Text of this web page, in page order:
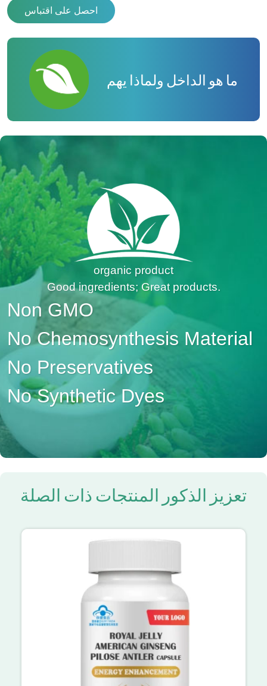
احصل على اقتباس
ما هو الداخل ولماذا يهم
organic product
Good ingredients; Great products.
Non GMO
No Chemosynthesis Material
No Preservatives
No Synthetic Dyes
تعزيز الذكور المنتجات ذات الصلة